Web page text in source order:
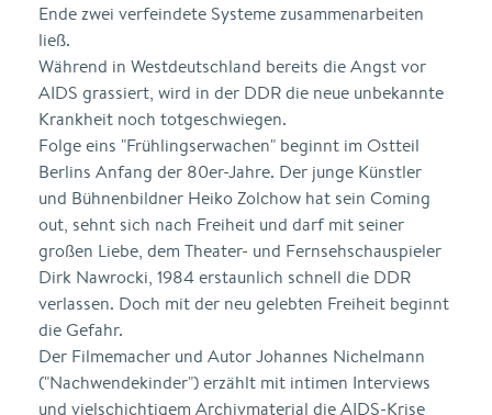
Ende zwei verfeindete Systeme zusammenarbeiten
ließ.
Während in Westdeutschland bereits die Angst vor
AIDS grassiert, wird in der DDR die neue unbekannte
Krankheit noch totgeschwiegen.
Folge eins "Frühlingserwachen" beginnt im Ostteil
Berlins Anfang der 80er-Jahre. Der junge Künstler
und Bühnenbildner Heiko Zolchow hat sein Coming
out, sehnt sich nach Freiheit und darf mit seiner
großen Liebe, dem Theater- und Fernsehschauspieler
Dirk Nawrocki, 1984 erstaunlich schnell die DDR
verlassen. Doch mit der neu gelebten Freiheit beginnt
die Gefahr.
Der Filmemacher und Autor Johannes Nichelmann
("Nachwendekinder") erzählt mit intimen Interviews
und vielschichtigem Archivmaterial die AIDS-Krise